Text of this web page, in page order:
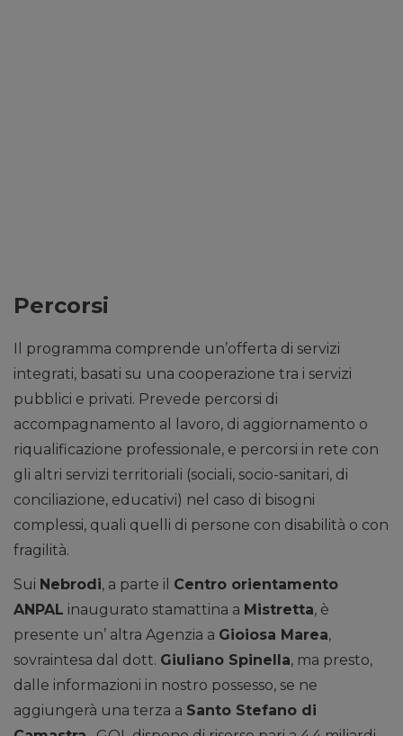
Percorsi
Il programma comprende un’offerta di servizi
integrati, basati su una cooperazione tra i servizi
pubblici e privati. Prevede percorsi di
accompagnamento al lavoro, di aggiornamento o
riqualificazione professionale, e percorsi in rete con
gli altri servizi territoriali (sociali, socio-sanitari, di
conciliazione, educativi) nel caso di bisogni
complessi, quali quelli di persone con disabilità o con
fragilità.
Sui Nebrodi, a parte il Centro orientamento
ANPAL inaugurato stamattina a Mistretta, è
presente un’ altra Agenzia a Gioiosa Marea,
sovraintesa dal dott. Giuliano Spinella, ma presto,
dalle informazioni in nostro possesso, se ne
aggiungerà una terza a Santo Stefano di